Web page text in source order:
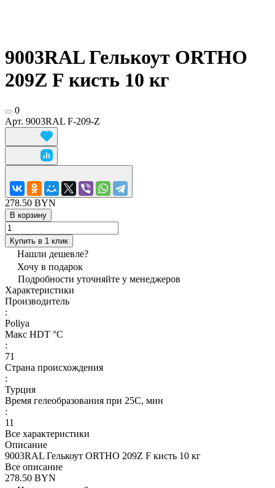
9003RAL Гелькоут ORTHO
209Z F кисть 10 кг
0
Арт. 9003RAL F-209-Z
278.50 BYN
В корзину
Купить в 1 клик
Нашли дешевле?
Хочу в подарок
Подробности уточняйте у менеджеров
Характеристики
Производитель
:
Poliya
Макс HDT °С
:
71
Страна происхождения
:
Турция
Время гелеобразования при 25С, мин
:
11
Все характеристики
Описание
9003RAL Гелькоут ORTHO 209Z F кисть 10 кг
Все описание
278.50 BYN